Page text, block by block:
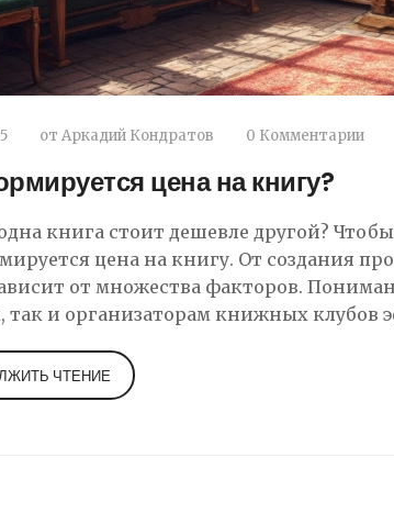
от Аркадий Кондратов 0 Комментарии
цена на книгу?
книга стоит дешевле другой?
цена на книгу. От создания
от множества факторов.
так и организаторам книжных клубов
ЧТЕНИЕ